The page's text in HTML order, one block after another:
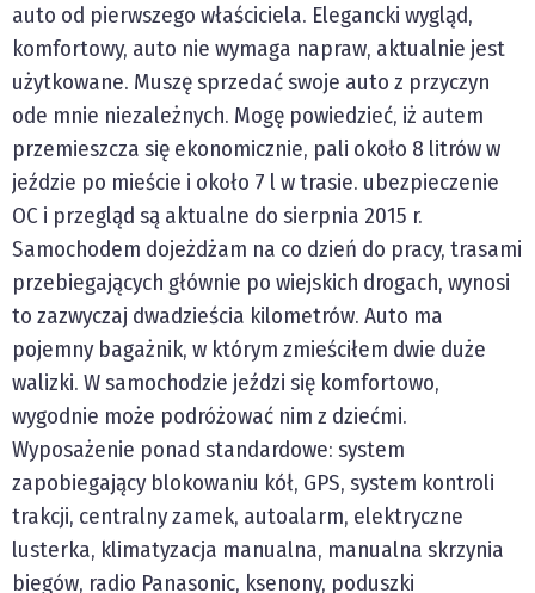
auto od pierwszego właściciela. Elegancki wygląd,
komfortowy, auto nie wymaga napraw, aktualnie jest
użytkowane. Muszę sprzedać swoje auto z przyczyn
ode mnie niezależnych. Mogę powiedzieć, iż autem
przemieszcza się ekonomicznie, pali około 8 litrów w
jeździe po mieście i około 7 l w trasie. ubezpieczenie
OC i przegląd są aktualne do sierpnia 2015 r.
Samochodem dojeżdżam na co dzień do pracy, trasami
przebiegających głównie po wiejskich drogach, wynosi
to zazwyczaj dwadzieścia kilometrów. Auto ma
pojemny bagażnik, w którym zmieściłem dwie duże
walizki. W samochodzie jeździ się komfortowo,
wygodnie może podróżować nim z dziećmi.
Wyposażenie ponad standardowe: system
zapobiegający blokowaniu kół, GPS, system kontroli
trakcji, centralny zamek, autoalarm, elektryczne
lusterka, klimatyzacja manualna, manualna skrzynia
biegów, radio Panasonic, ksenony, poduszki